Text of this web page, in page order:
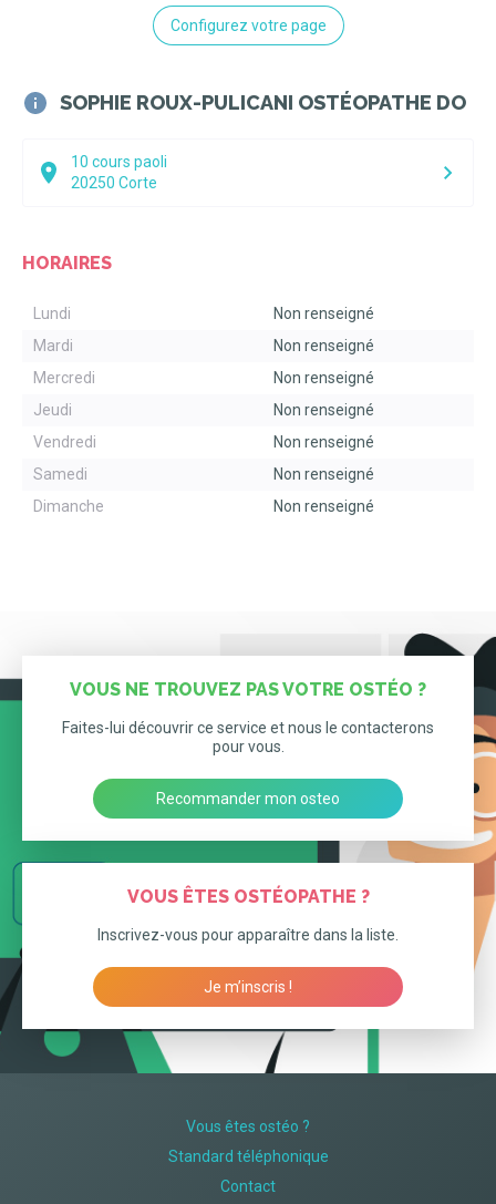
Configurez votre page
SOPHIE ROUX-PULICANI OSTÉOPATHE DO
10 cours paoli
20250 Corte
HORAIRES
Lundi
Non renseigné
Mardi
Non renseigné
Mercredi
Non renseigné
Jeudi
Non renseigné
Vendredi
Non renseigné
Samedi
Non renseigné
Dimanche
Non renseigné
VOUS NE TROUVEZ PAS VOTRE OSTÉO ?
Faites-lui découvrir ce service et nous le contacterons
pour vous.
Recommander mon osteo
VOUS ÊTES OSTÉOPATHE ?
Inscrivez-vous pour apparaître dans la liste.
Je m’inscris !
Vous êtes ostéo ?
Standard téléphonique
Contact